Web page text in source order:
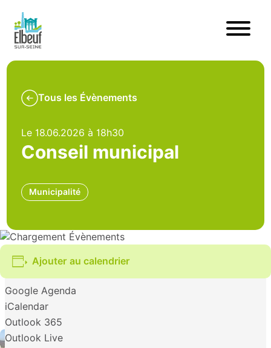
Tous les Évènements
Le 18.06.2026 à 18h30
Conseil municipal
Municipalité
Ajouter au calendrier
Google Agenda
iCalendar
Outlook 365
Outlook Live